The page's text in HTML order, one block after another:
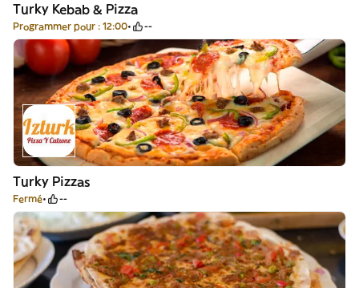
Turky Kebab & Pizza
Programmer pour : 12:00 --
Turky Pizzas
Fermé --